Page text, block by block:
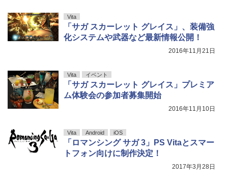
Vita
「サガ スカーレット グレイス」、装備強
化システムや武器など最新情報公開！
2016年11月21日
Vita イベント
「サガ スカーレット グレイス」プレミア
ム体験会の参加者募集開始
2016年11月10日
Vita Android iOS
「ロマンシング サガ 3」PS Vitaとスマー
トフォン向けに制作決定！
2017年3月28日